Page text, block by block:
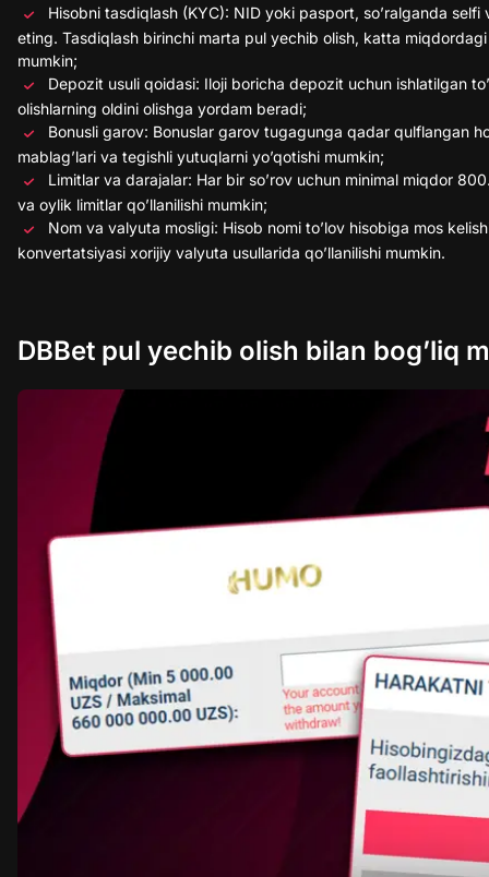
Hisobni tasdiqlash (KYC): NID yoki pasport, so’ralganda
eting. Tasdiqlash birinchi marta pul yechib olish, katta
mumkin;
Depozit usuli qoidasi: Iloji boricha depozit uchun ishlatilgan
olishlarning oldini olishga yordam beradi;
Bonusli garov: Bonuslar garov tugagunga qadar qulflangan
mablag’lari va tegishli yutuqlarni yo’qotishi mumkin;
Limitlar va darajalar: Har bir so’rov uchun minimal miqdor
va oylik limitlar qo’llanilishi mumkin;
Nom va valyuta mosligi: Hisob nomi to’lov hisobiga mos
konvertatsiyasi xorijiy valyuta usullarida qo’llanilishi mumkin.
DBBet pul yechib olish bilan bog’liq